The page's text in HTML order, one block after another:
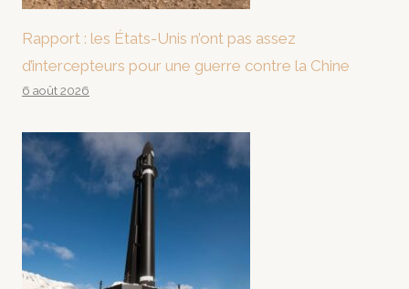
Rapport : les États-Unis n’ont pas assez
d’intercepteurs pour une guerre contre la Chine
6 août 2026